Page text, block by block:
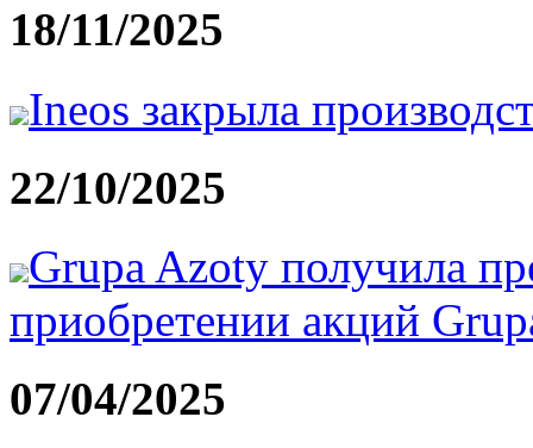
18/11/2025
Ineos закрыла
22/10/2025
Grupa Azoty получила
приобретении акций
07/04/2025